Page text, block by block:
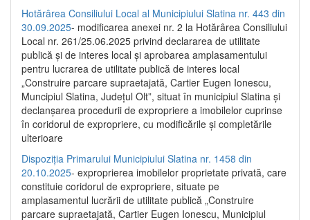
Hotărârea Consiliului Local al Municipiului Slatina nr. 443 din
30.09.2025- modificarea anexei nr. 2 la Hotărârea Consiliului
Local nr. 261/25.06.2025 privind declararea de utilitate
publică şi de interes local şi aprobarea amplasamentului
pentru lucrarea de utilitate publică de interes local
„Construire parcare supraetajată, Cartier Eugen Ionescu,
Muncipiul Slatina, Judeţul Olt”, situat în municipiul Slatina şi
declanşarea procedurii de expropriere a imobilelor cuprinse
în coridorul de expropriere, cu modificările şi completările
ulterioare
Dispoziția Primarului Municipiului Slatina nr. 1458 din
20.10.2025- exproprierea imobilelor proprietate privată, care
constituie coridorul de expropriere, situate pe
amplasamentul lucrării de utilitate publică „Construire
parcare supraetajată, Cartier Eugen Ionescu, Municipiul